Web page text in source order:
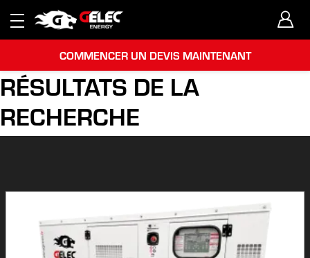
COMMENCER UN DEVIS MAINTENANT
RÉSULTATS DE LA
RECHERCHE